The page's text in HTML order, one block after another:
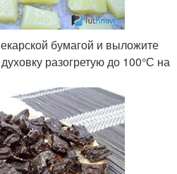
бумагой и выложите
разогретую до 100°С на